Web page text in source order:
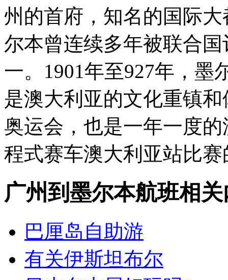
州的首府，知名的国际
尔本曾连续多年被联合
一。1901年至927年，墨
是澳大利亚的文化重镇
奥运会，也是一年一度
程式赛车澳大利亚站比
广州到墨尔本航班相
巴厘岛自助游
有关伊斯坦布尔